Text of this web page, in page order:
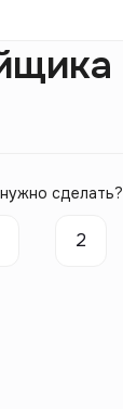
сделать?
2